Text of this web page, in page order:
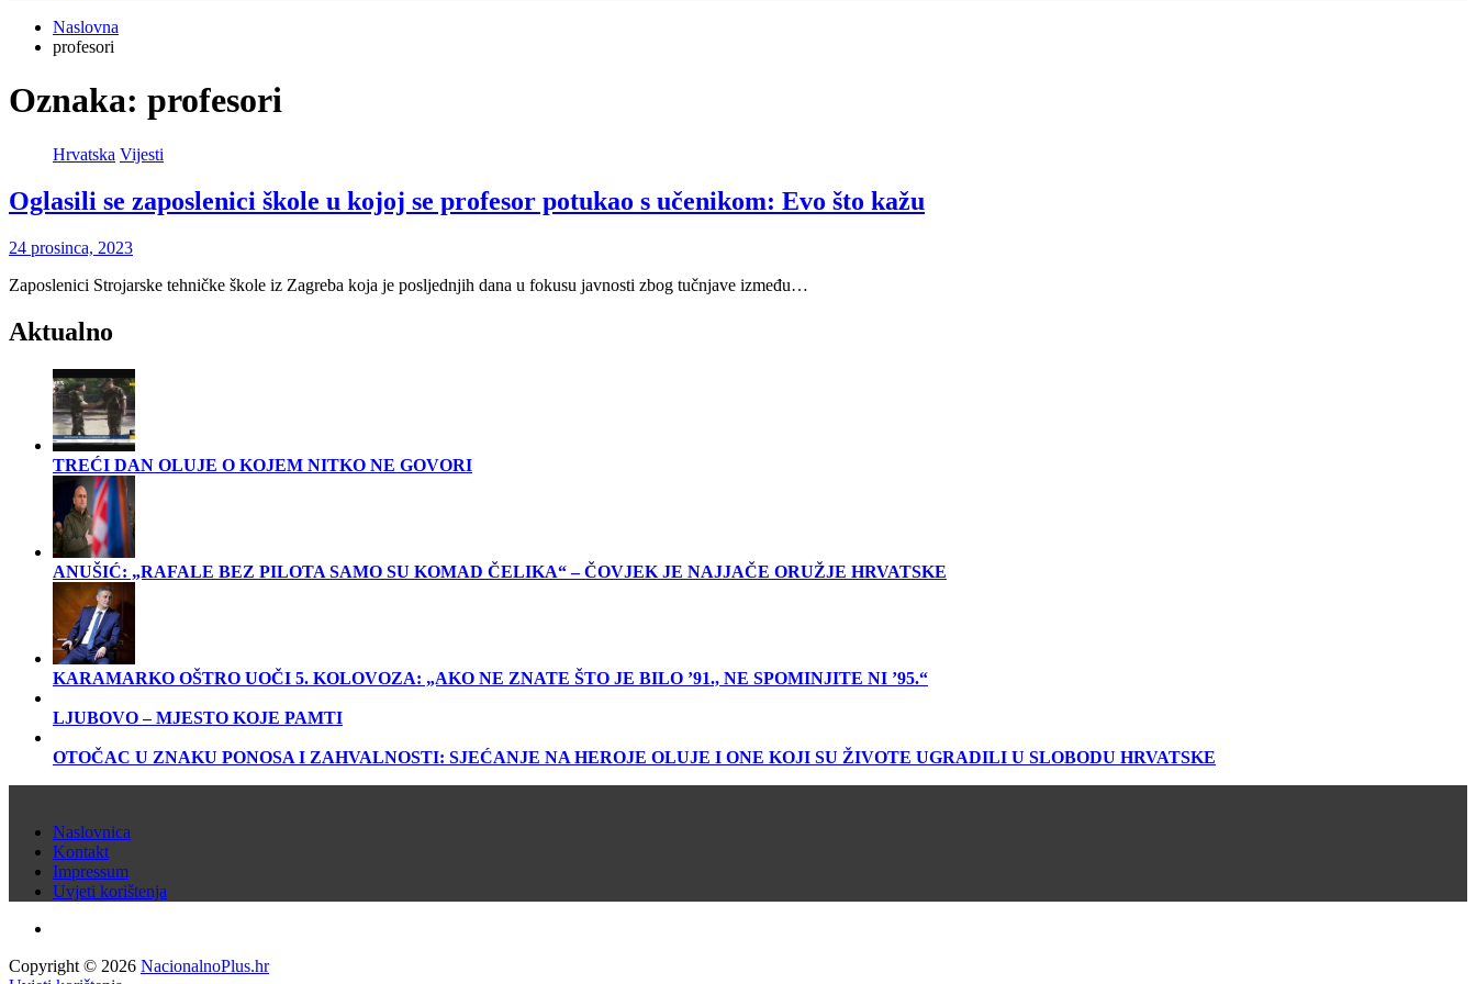
Naslovna
profesori
Oznaka: profesori
Hrvatska Vijesti
Oglasili se zaposlenici škole u kojoj se profesor potukao s učenikom: Evo što kažu
24 prosinca, 2023
Zaposlenici Strojarske tehničke škole iz Zagreba koja je posljednjih dana u fokusu javnosti zbog tučnjave između…
Aktualno
TREĆI DAN OLUJE O KOJEM NITKO NE GOVORI
ANUŠIĆ: „RAFALE BEZ PILOTA SAMO SU KOMAD ČELIKA“ – ČOVJEK JE NAJJAČE ORUŽJE HRVATSKE
KARAMARKO OŠTRO UOČI 5. KOLOVOZA: „AKO NE ZNATE ŠTO JE BILO ’91., NE SPOMINJITE NI ’95.“
LJUBOVO – MJESTO KOJE PAMTI
OTOČAC U ZNAKU PONOSA I ZAHVALNOSTI: SJEĆANJE NA HEROJE OLUJE I ONE KOJI SU ŽIVOTE UGRADILI U SLOBODU HRVATSKE
Naslovnica
Kontakt
Impressum
Uvjeti korištenja
Copyright © 2026 NacionalnoPlus.hr